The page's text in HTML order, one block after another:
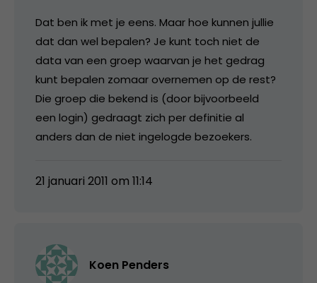
Dat ben ik met je eens. Maar hoe kunnen jullie
dat dan wel bepalen? Je kunt toch niet de
data van een groep waarvan je het gedrag
kunt bepalen zomaar overnemen op de rest?
Die groep die bekend is (door bijvoorbeeld
een login) gedraagt zich per definitie al
anders dan de niet ingelogde bezoekers.
21 januari 2011 om 11:14
Koen Penders